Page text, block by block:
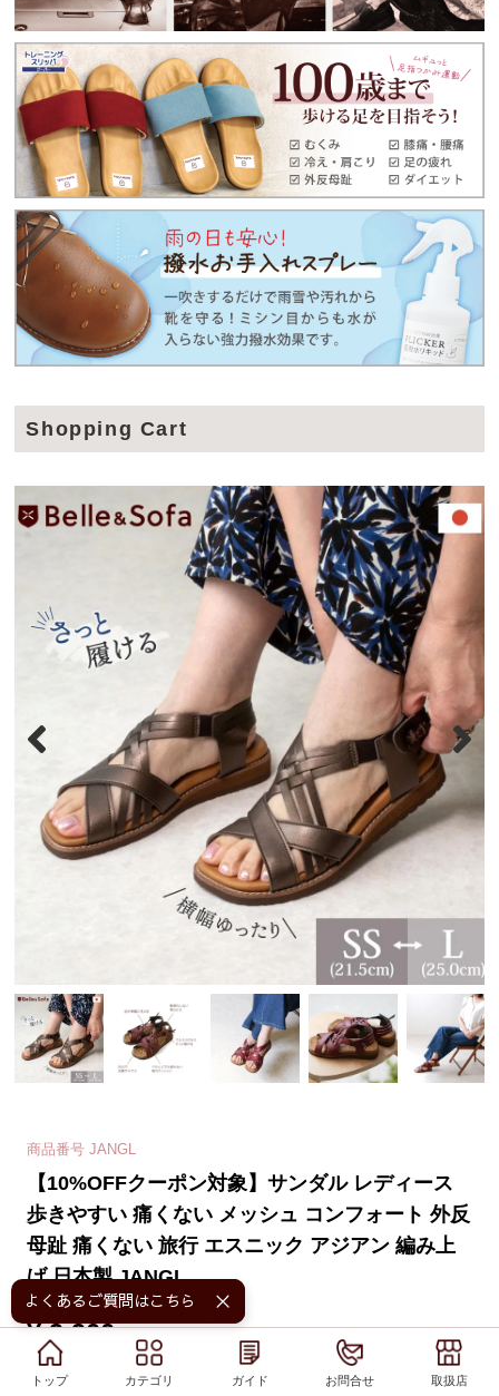
トップ カテゴリ ガイド お問合せ 取扱店
Shopping Cart
商品番号 JANGL
【10%OFFクーポン対象】サンダル レディース
歩きやすい 痛くない メッシュ コンフォート 外反
母趾 痛くない 旅行 エスニック アジアン 編み上
げ 日本製 JANGL
¥ 9,900 税込
[ ポイント進呈 ]
トップ カテゴリ ガイド お問合せ 取扱店
よくあるご質問はこちら！